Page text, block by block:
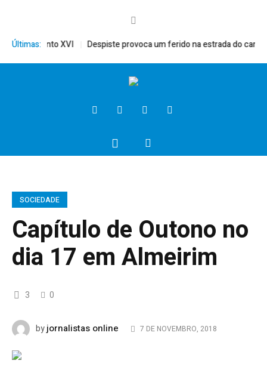
Últimas:
Bento XVI Despiste provoca um ferido na estrada do campo
SOCIEDADE
Capítulo de Outono no
dia 17 em Almeirim
3 0
byjornalistas online 7 DE NOVEMBRO, 2018